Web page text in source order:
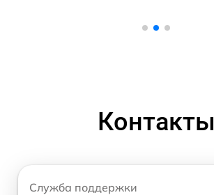
Контакты
Служба поддержки